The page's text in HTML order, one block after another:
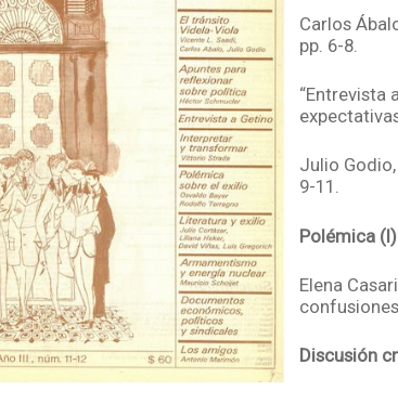
Carlos
pp. 6-8.
“Entrevista
Julio Godio,
9-11.
Polémica (I)
Elena
Discusión